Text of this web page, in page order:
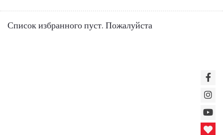
Список избранного пуст. Пожалуйста